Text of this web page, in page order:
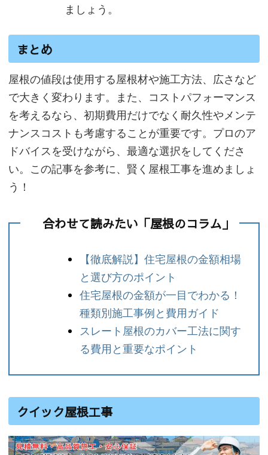
ましょう。
まとめ
屋根の値段は使用する屋根材や施工方法、広さなど
で大きく変わります。また、コストパフォーマンス
を考えるなら、初期費用だけでなく耐久性やメンテ
ナンスコストも考慮することが重要です。プロのア
ドバイスを受けながら、最適な選択をしてくださ
い。この記事を参考に、賢く屋根工事を進めましょ
う！
合わせて読みたい「屋根のコラム」
【徹底解説】住宅屋根の金額相場
と選び方のポイント
住宅屋根の金額が一目でわかる！
種類別施工事例と費用ガイド
スレート屋根のカバー工法に関す
る費用と重要なポイント
クイック屋根工事